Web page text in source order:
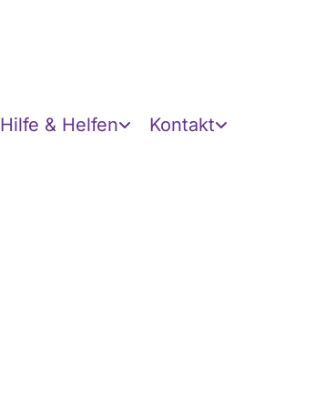
Hilfe & Helfen Kontakt